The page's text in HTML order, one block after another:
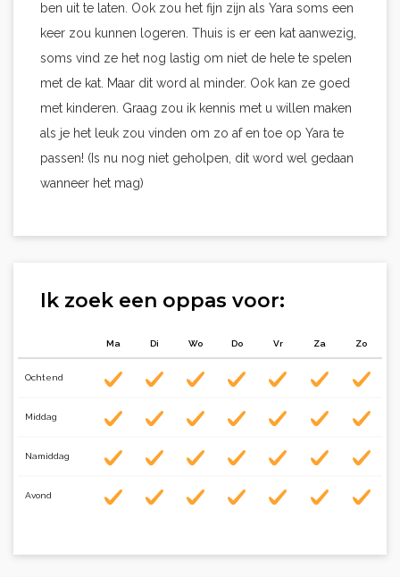
ben uit te laten. Ook zou het fijn zijn als Yara soms een
keer zou kunnen logeren. Thuis is er een kat aanwezig,
soms vind ze het nog lastig om niet de hele te spelen
met de kat. Maar dit word al minder. Ook kan ze goed
met kinderen. Graag zou ik kennis met u willen maken
als je het leuk zou vinden om zo af en toe op Yara te
passen! (Is nu nog niet geholpen, dit word wel gedaan
wanneer het mag)
Ik zoek een oppas voor:
Ma Di Wo Do Vr Za Zo
Ochtend
Middag
Namiddag
Avond